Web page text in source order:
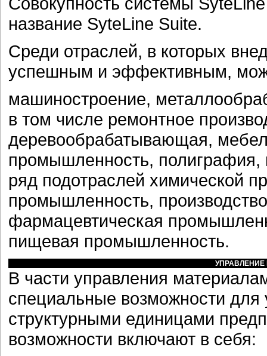
название SyteLine Suite.
Среди отраслей, в которых
успешным и эффективным,
машиностроение,
в том числе ремонтное
деревообрабатывающая,
промышленность, полиграфия,
ряд подотраслей химической
промышленность,
фармацевтическая
пищевая промышленность.
В части управления
специальные возможности
структурными единицами
возможности включают в себя: